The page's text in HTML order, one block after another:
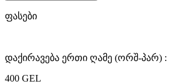
ფასები
დაქირავება ერთი ღამე (ორშ-პარ) :
400 GEL